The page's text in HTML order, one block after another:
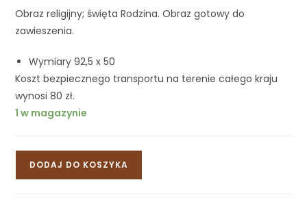
Obraz religijny; święta Rodzina. Obraz gotowy do
zawieszenia.
Wymiary 92,5 x 50
Koszt bezpiecznego transportu na terenie całego kraju
wynosi 80 zł.
1 w magazynie
DODAJ DO KOSZYKA